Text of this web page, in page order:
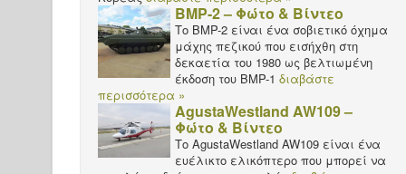
BMP-2 – Φώτο & Βίντεο
Το BMP-2 είναι ένα σοβιετικό όχημα
μάχης πεζικού που εισήχθη στη
δεκαετία του 1980 ως βελτιωμένη
έκδοση του BMP-1 διαβάστε
περισσότερα »
AgustaWestland AW109 –
Φώτο & Βίντεο
Το AgustaWestland AW109 είναι ένα
ευέλικτο ελικόπτερο που μπορεί να